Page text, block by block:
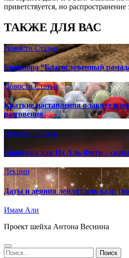
приветствуется, но
ТАКЖЕ ДЛЯ ВАС
НовостиСтатьи
Брошюра “Благословенный
НовостиСтатьи
Краткие наставления о закяте и
разговения
Новости Статьи
Брошюра для Ид Аль-Фитр –
Лекции
Даты и деяния лейлят аль-кадр
Имам Али
Проект шейха Антона Веснина
Найти: